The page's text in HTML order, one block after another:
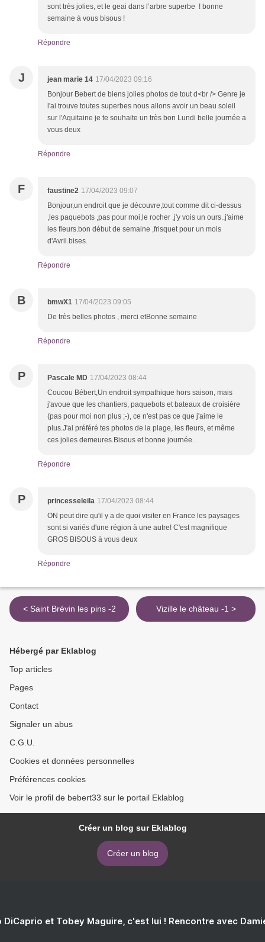
sont très jolies, et le geai dans l’arbre superbe ! bonne
semaine à vous bisous !
Répondre
J jean marie 14 17/04/2023 09:16
Bonjour Bebert de biens jolies photos de tout d<br /> Genre je
l'ai trouve toutes superbes nous allons avoir un beau soleil
sur l'Aquitaine je te souhaite un très bon Lundi belle journée a
vous deux
Répondre
F faustine2 17/04/2023 09:07
Bonjour,un endroit que je découvre,tout comme dit ci-dessus
,les paquebots ,pas pour moi,le rocher ,j'y vois un ours..j'aime
les fleurs.bon début de semaine ,frisquet pour un mois
d'Avril.bises.
Répondre
B bmwX1 17/04/2023 09:05
De très belles photos , merci etBonne semaine
Répondre
P Pascale MD 17/04/2023 08:44
Coucou Bébert,Un endroit sympathique hors saison, mais
j'avoue que les chantiers, paquebots et bateaux de croisière
(pas pour moi non plus ;-), ce n'est pas ce que j'aime le
plus.J'ai préféré tes photos de la plage, les fleurs, et même
ces jolies demeures.Bisous et bonne journée.
Répondre
P princesseleila 17/04/2023 08:44
ON peut dire qu'il y a de quoi visiter en France les paysages
sont si variés d'une région à une autre! C'est magnifique
GROS BISOUS à vous deux
Répondre
< Saint Brévin les pins -2 Vizille le château -1 >
Hébergé par Eklablog
Top articles
Pages
Contact
Signaler un abus
C.G.U.
Cookies et données personnelles
Préférences cookies
Voir le profil de bebert33 sur le portail Eklablog
Créer un blog sur Eklablog
Créer un blog
DiCaprio et Tobey Maguire, c'est lui ! Rencontre avec